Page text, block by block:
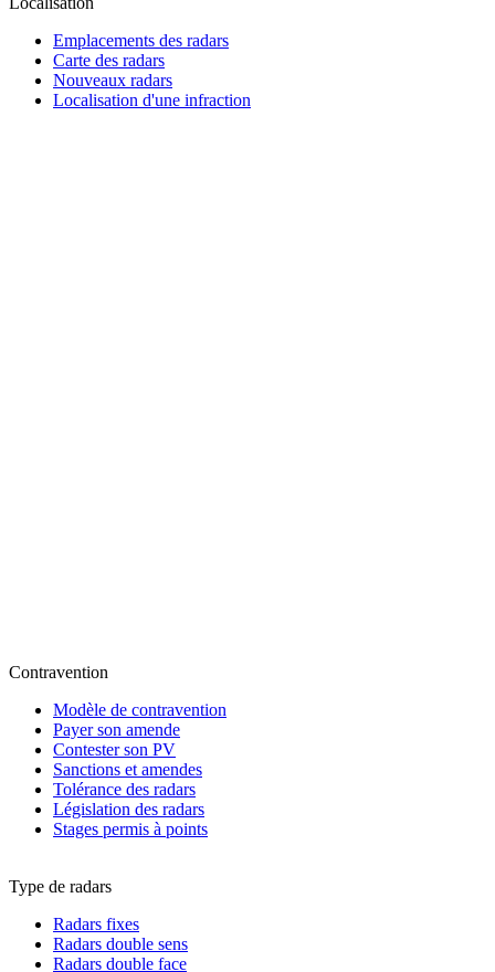
Emplacements des radars
Carte des radars
Nouveaux radars
Localisation d'une infraction
Contravention
Modèle de contravention
Payer son amende
Contester son PV
Sanctions et amendes
Tolérance des radars
Législation des radars
Stages permis à points
Type de radars
Radars fixes
Radars double sens
Radars double face